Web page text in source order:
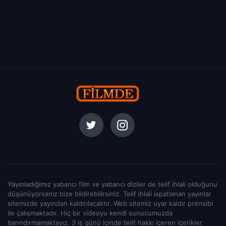
Yayınladığımız yabancı film ve yabancı diziler de telif ihlali olduğunu
düşünüyorsanız bize bildirebilirsiniz. Telif ihlali ispatlanan yayınlar
sitemizde yayından kaldırılacaktır. Web sitemiz uyar kaldır prensibi
ile çalışmaktadır. Hiç bir videoyu kendi sunucumuzda
barındırmamaktayız. 3 iş günü içinde telif hakkı içeren içerikler